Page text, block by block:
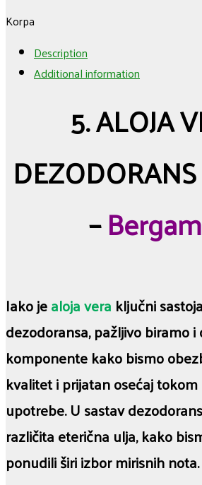
Korpa
Description
Additional information
5. ALOJA
–
Iako jealoja vera ključni
dezodoransa, pažljivo biramo
komponente kako bismo
kvalitet i prijatan osećaj
upotrebe. U sastav
različita eterična ulja, kako
ponudili širi izbor mirisnih nota.